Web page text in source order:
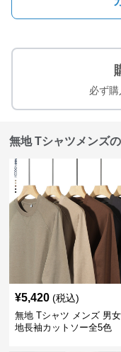
必ず購
無地 Tシャツメンズ
¥5,420 (税込)
無地 Tシャツ メンズ 男
地長袖カットソー全5色